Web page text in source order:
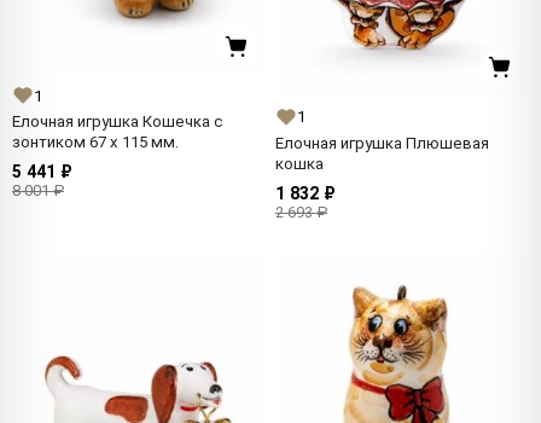
1
Елочная игрушка Кошечка с
зонтиком 67 x 115 мм.
5 441 ₽
8 001 ₽
1
Елочная игрушка Плюшевая
кошка
1 832 ₽
2 693 ₽